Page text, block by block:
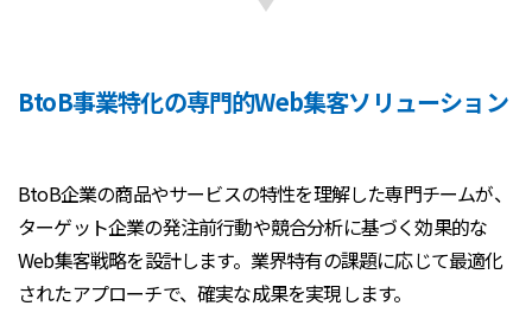
BtoB事業特化の専門的Web集客ソリューション
BtoB企業の商品やサービスの特性を理解した専門チームが、
ターゲット企業の発注前行動や競合分析に基づく効果的な
Web集客戦略を設計します。業界特有の課題に応じて最適化
されたアプローチで、確実な成果を実現します。